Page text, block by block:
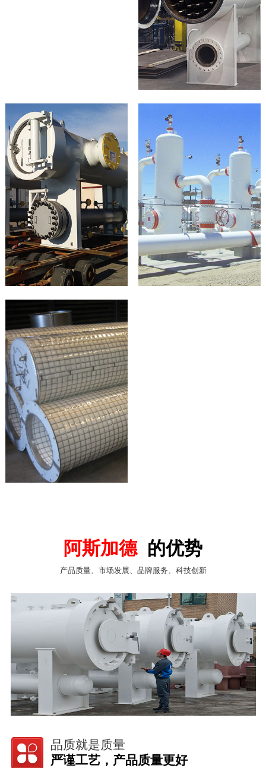
阿斯加德 的优势
产品质量、市场发展、品牌服务、科技创新
品质就是质量
严谨工艺，产品质量更好